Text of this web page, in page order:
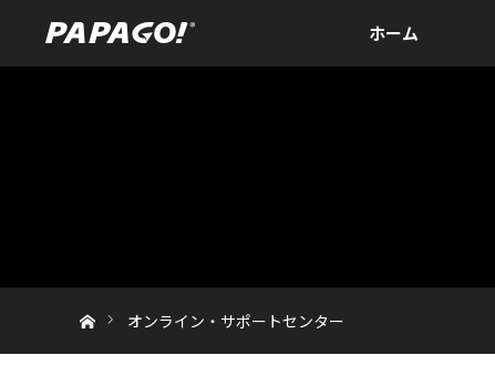
ホーム
オンライン・サポートセンター